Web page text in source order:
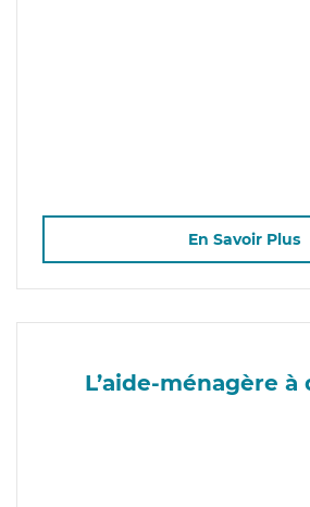
En Savoir Plus
L’aide-ménagère